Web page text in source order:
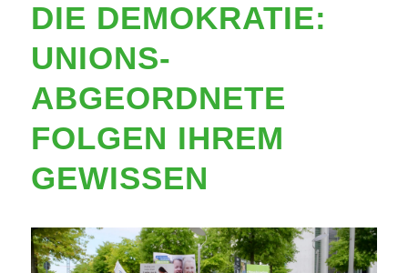
DIE DEMOKRATIE:
UNIONS-
ABGEORDNETE
FOLGEN IHREM
GEWISSEN